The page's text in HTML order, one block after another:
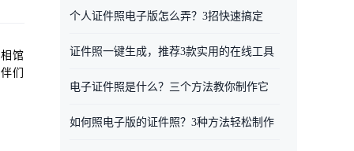
馆
们
个人证件照电子版怎么弄？3招快速搞定
证件照一键生成，推荐3款实用的在线工具
电子证件照是什么？三个方法教你制作它
如何照电子版的证件照？3种方法轻松制作